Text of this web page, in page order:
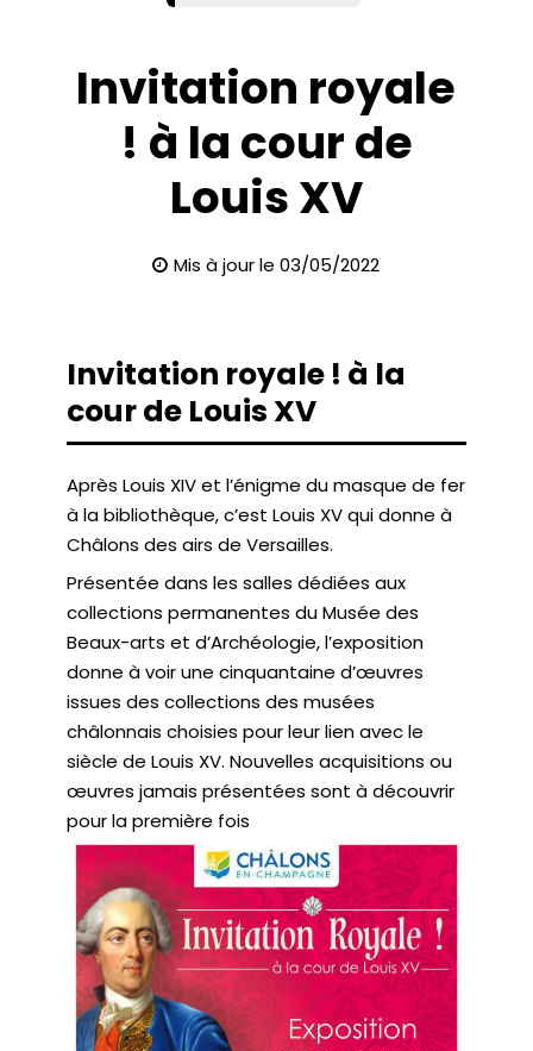
Invitation royale
! à la cour de
Louis XV
Mis à jour le 03/05/2022
Invitation royale ! à la
cour de Louis XV
Après Louis XIV et l’énigme du masque de fer
à la bibliothèque, c’est Louis XV qui donne à
Châlons des airs de Versailles.
Présentée dans les salles dédiées aux
collections permanentes du Musée des
Beaux-arts et d’Archéologie, l’exposition
donne à voir une cinquantaine d’œuvres
issues des collections des musées
châlonnais choisies pour leur lien avec le
siècle de Louis XV. Nouvelles acquisitions ou
œuvres jamais présentées sont à découvrir
pour la première fois